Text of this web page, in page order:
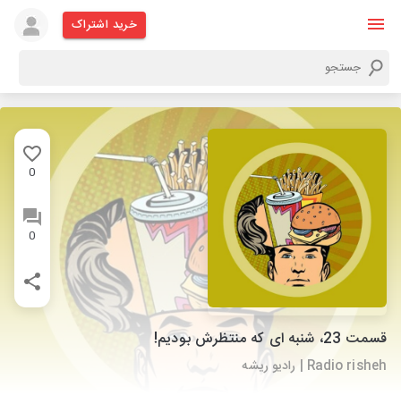
خرید اشتراک
0
0
قسمت 23، شنبه ای که منتظرش بودیم!
Radio risheh | رادیو ریشه